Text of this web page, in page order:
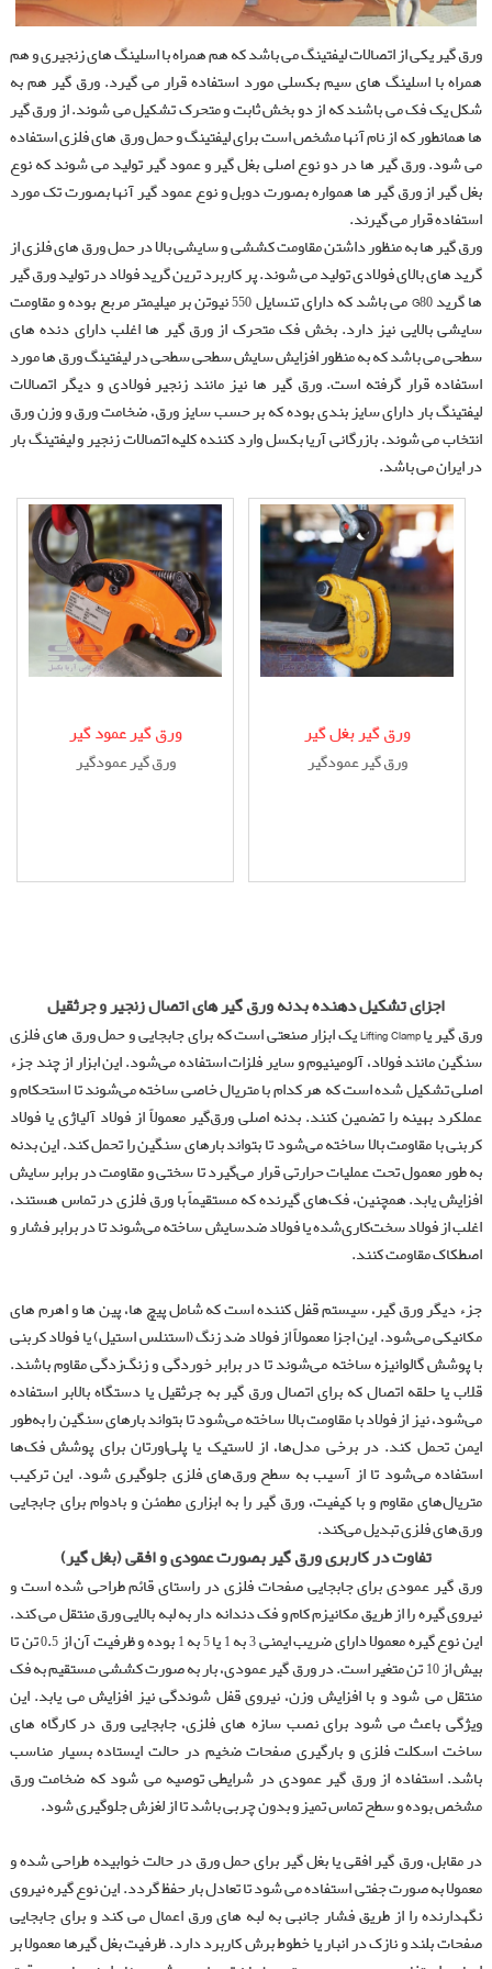
USHA MARTIN
VITAL
CROSBY
KITO
وینچ بالابر برقی
پولیفت
تیفور
تسمه حمل بار
زنجیر فولادی بار
قلاب
شگل
مهارکش
ورق گیر
بشکه گیر زنجیری
اسلینگ زنجیری
حلقه اسلینگ
سیم بکسل
سیم بکسل آسانسوری
سیم بکسل نتاب
سیم بکسل حفاری
سیم بکسل استیل
سیم برش الماسه 4.8
سیم بکسل جرثقیل
سیم بکسل مغز کنفی
سیم بکسل کلایمری
ورق گیر یکی از اتصالات لیفتینگ می باشد که هم همراه با اسلینگ های زنجیری و هم
همراه با اسلینگ های سیم بکسلی مورد استفاده قرار می گیرد. ورق گیر هم به
شکل یک فک می باشند که از دو بخش ثابت و متحرک تشکیل می شوند. از ورق گیر
ها همانطور که از نام آنها مشخص است برای لیفتینگ و حمل ورق های فلزی استفاده
می شود. ورق گیر ها در دو نوع اصلی بغل گیر و عمود گیر تولید می شوند که نوع
بغل گیر از ورق گیر ها همواره بصورت دوبل و نوع عمود گیر آنها بصورت تک مورد
استفاده قرار می گیرند.
ورق گیر ها به منظور داشتن مقاومت کششی و سایشی بالا در حمل ورق های فلزی از
گرید های بالای فولادی تولید می شوند. پر کاربرد ترین گرید فولاد در تولید ورق گیر
ها گرید G80 می باشد که دارای تنسایل 550 نیوتن بر میلیمتر مربع بوده و مقاومت
سایشی بالایی نیز دارد. بخش فک متحرک از ورق گیر ها اغلب دارای دنده های
سطحی می باشد که به منظور افزایش سایش سطحی سطحی در لیفتینگ ورق ها مورد
استفاده قرار گرفته است. ورق گیر ها نیز مانند زنجیر فولادی و دیگر اتصالات
لیفتینگ بار دارای سایز بندی بوده که بر حسب سایز ورق، ضخامت ورق و وزن ورق
انتخاب می شوند. بازرگانی آریا بکسل وارد کننده کلیه اتصالات زنجیر و لیفتینگ بار
در ایران می باشد.
ورق گیر عمود گیر
ورق گیر عمودگیر
ورق گیر بغل گیر
ورق گیر عمودگیر
اجزای تشکیل دهنده بدنه ورق گیر های اتصال زنجیر و جرثقیل
ورق‌ گیر یا Lifting Clamp یک ابزار صنعتی است که برای جابجایی و حمل ورق‌ های فلزی
سنگین مانند فولاد، آلومینیوم و سایر فلزات استفاده می‌شود. این ابزار از چند جزء
اصلی تشکیل شده است که هر کدام با متریال خاصی ساخته می‌شوند تا استحکام و
عملکرد بهینه را تضمین کنند. بدنه اصلی ورق‌گیر معمولاً از فولاد آلیاژی یا فولاد
کربنی با مقاومت بالا ساخته می‌شود تا بتواند بارهای سنگین را تحمل کند. این بدنه
به‌ طور معمول تحت عملیات حرارتی قرار می‌گیرد تا سختی و مقاومت در برابر سایش
افزایش یابد. همچنین، فک‌های گیرنده که مستقیماً با ورق فلزی در تماس هستند،
اغلب از فولاد سخت‌کاری‌شده یا فولاد ضدسایش ساخته می‌شوند تا در برابر فشار و
اصطکاک مقاومت کنند.
جزء دیگر ورق‌ گیر، سیستم قفل‌ کننده است که شامل پیچ‌ ها، پین‌ ها و اهرم‌ های
مکانیکی می‌شود. این اجزا معمولاً از فولاد ضد زنگ (استنلس استیل) یا فولاد کربنی
با پوشش گالوانیزه ساخته می‌شوند تا در برابر خوردگی و زنگ‌زدگی مقاوم باشند.
قلاب یا حلقه اتصال که برای اتصال ورق‌ گیر به جرثقیل یا دستگاه بالابر استفاده
می‌شود، نیز از فولاد با مقاومت بالا ساخته می‌شود تا بتواند بارهای سنگین را به‌طور
ایمن تحمل کند. در برخی مدل‌ها، از لاستیک یا پلی‌اورتان برای پوشش فک‌ها
استفاده می‌شود تا از آسیب به سطح ورق‌های فلزی جلوگیری شود. این ترکیب
متریال‌های مقاوم و با کیفیت، ورق‌ گیر را به ابزاری مطمئن و بادوام برای جابجایی
ورق‌های فلزی تبدیل می‌کند.
تفاوت در کاربری ورق گیر بصورت عمودی و افقی (بغل گیر)
ورق گیر عمودی برای جابجایی صفحات فلزی در راستای قائم طراحی شده است و
نیروی گیره را از طریق مکانیزم کام و فک دندانه دار به لبه بالایی ورق منتقل می کند.
این نوع گیره معمولا دارای ضریب ایمنی 3 به 1 یا 5 به 1 بوده و ظرفیت آن از 0.5 تن تا
بیش از 10 تن متغیر است. در ورق گیر عمودی، بار به صورت کششی مستقیم به فک
منتقل می شود و با افزایش وزن، نیروی قفل شوندگی نیز افزایش می یابد. این
ویژگی باعث می شود برای نصب سازه های فلزی، جابجایی ورق در کارگاه های
ساخت اسکلت فلزی و بارگیری صفحات ضخیم در حالت ایستاده بسیار مناسب
باشد. استفاده از ورق گیر عمودی در شرایطی توصیه می شود که ضخامت ورق
مشخص بوده و سطح تماس تمیز و بدون چربی باشد تا از لغزش جلوگیری شود.
در مقابل، ورق گیر افقی یا بغل گیر برای حمل ورق در حالت خوابیده طراحی شده و
معمولا به صورت جفتی استفاده می شود تا تعادل بار حفظ گردد. این نوع گیره نیروی
نگهدارنده را از طریق فشار جانبی به لبه های ورق اعمال می کند و برای جابجایی
صفحات بلند و نازک در انبار یا خطوط برش کاربرد دارد. ظرفیت بغل گیرها معمولا بر